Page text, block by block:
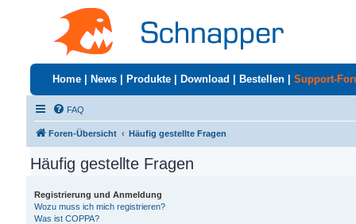
Home News Produkte Download Bestellen Support-
FAQ
Foren-Übersicht Häufig gestellte Fragen
Häufig gestellte Fragen
Registrierung und Anmeldung
Wozu muss ich mich registrieren?
Was ist COPPA?